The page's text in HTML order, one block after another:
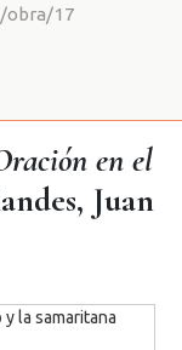
obra/17
en el
Juan